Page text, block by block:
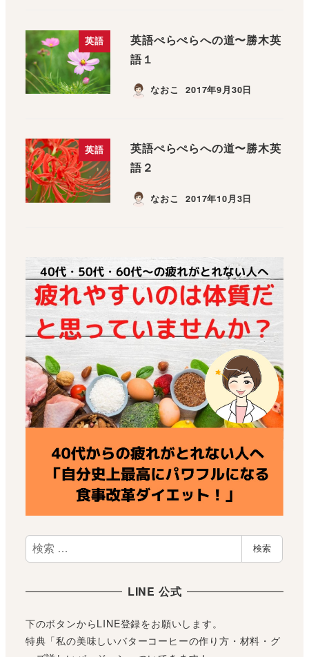
英語
英語ぺらぺらへの道〜勝木英
語１
なおこ 2017年9月30日
英語
英語ぺらぺらへの道〜勝木英
語２
なおこ 2017年10月3日
検
索
検索
LINE 公式
下のボタンからLINE登録をお願いします。
特典「私の美味しいバターコーヒーの作り方・材料・グ